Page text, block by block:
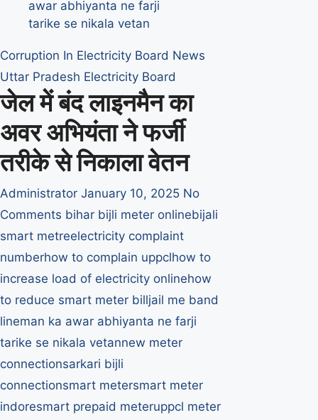
लाइनमैन
की
अभियंता
ने
हाजिरी
लगाकर
पूरे
माह
का
निकलवाया
Corruption In Electricity Board News
Uttar Pradesh Electricity Board
जेल में बंद लाइनमैन का
अवर अभियंता ने फर्जी
तरीके से निकाला वेतन
Administrator January 10, 2025 No
Comments bihar bijli meter onlinebijali
smart metreelectricity complaint
numberhow to complain uppclhow to
increase load of electricity onlinehow
to reduce smart meter billjail me band
lineman ka awar abhiyanta ne farji
tarike se nikala vetannew meter
connectionsarkari bijli
connectionsmart metersmart meter
indoresmart prepaid meteruppcl meter